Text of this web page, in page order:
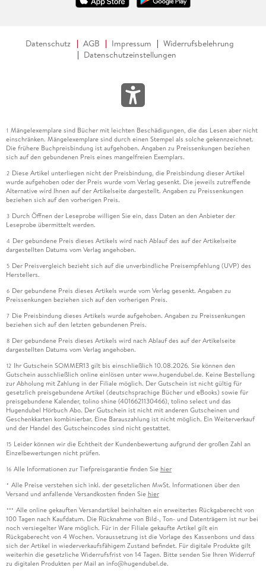
Datenschutz AGB Impressum
Widerrufsbelehrung
Datenschutzeinstellungen
1 Mängelexemplare sind Bücher mit leichten Beschädigungen, die das Lesen aber nicht
einschränken. Mängelexemplare sind durch einen Stempel als solche gekennzeichnet.
Die frühere Buchpreisbindung ist aufgehoben. Angaben zu Preissenkungen beziehen
sich auf den gebundenen Preis eines mangelfreien Exemplars.
2 Diese Artikel unterliegen nicht der Preisbindung, die Preisbindung dieser Artikel
wurde aufgehoben oder der Preis wurde vom Verlag gesenkt. Die jeweils zutreffende
Alternative wird Ihnen auf der Artikelseite dargestellt. Angaben zu Preissenkungen
beziehen sich auf den vorherigen Preis.
3 Durch Öffnen der Leseprobe willigen Sie ein, dass Daten an den Anbieter der
Leseprobe übermittelt werden.
4 Der gebundene Preis dieses Artikels wird nach Ablauf des auf der Artikelseite
dargestellten Datums vom Verlag angehoben.
5 Der Preisvergleich bezieht sich auf die unverbindliche Preisempfehlung (UVP) des
Herstellers.
6 Der gebundene Preis dieses Artikels wurde vom Verlag gesenkt. Angaben zu
Preissenkungen beziehen sich auf den vorherigen Preis.
7 Die Preisbindung dieses Artikels wurde aufgehoben. Angaben zu Preissenkungen
beziehen sich auf den letzten gebundenen Preis.
8 Der gebundene Preis dieses Artikels wird nach Ablauf des auf der Artikelseite
dargestellten Datums vom Verlag angehoben.
12 Ihr Gutschein SOMMER13 gilt bis einschließlich 10.08.2026. Sie können den
Gutschein ausschließlich online einlösen unter www.hugendubel.de. Keine Bestellung
zur Abholung mit Zahlung in der Filiale möglich. Der Gutschein ist nicht gültig für
gesetzlich preisgebundene Artikel (deutschsprachige Bücher und eBooks) sowie für
preisgebundene Kalender, tolino shine (4016621130466), tolino select und das
Hugendubel Hörbuch Abo. Der Gutschein ist nicht mit anderen Gutscheinen und
Geschenkkarten kombinierbar. Eine Barauszahlung ist nicht möglich. Ein Weiterverkauf
und der Handel des Gutscheincodes sind nicht gestattet.
15 Leider können wir die Echtheit der Kundenbewertung aufgrund der großen Zahl an
Einzelbewertungen nicht prüfen.
16 Alle Informationen zur Tiefpreisgarantie finden Sie hier
* Alle Preise verstehen sich inkl. der gesetzlichen MwSt. Informationen über den
Versand und anfallende Versandkosten finden Sie hier
*** Alle online gekauften Versandartikel beinhalten ein erweitertes Rückgaberecht von
100 Tagen nach Kaufdatum. Die Rücknahme von Bild-, Ton- und Datenträgern ist nur bei
noch versiegelter Ware möglich. Für in der Filiale gekaufte Artikel gilt ein
Rückgaberecht von 4 Wochen. Voraussetzung ist die Vorlage des Kassenbons und dass
sich der Artikel in wiederverkaufsfähigem Zustand befindet. Für digitale Produkte gilt
weiterhin die gesetzliche Widerrufsfrist von 14 Tagen. Bitte senden Sie Ihren Widerruf
zu digitalen Produkten per Mail an info@hugendubel.de.